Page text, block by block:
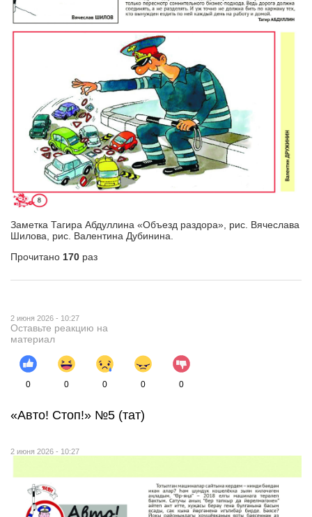
Заметка Тагира Абдуллина «Объезд раздора», рис. Вячеслава
Шилова, рис. Валентина Дубинина.
Прочитано 170 раз
2 июня 2026 - 10:27
Оставьте реакцию на
материал
0 0 0 0 0
«Авто! Стоп!» №5 (тат)
2 июня 2026 - 10:27